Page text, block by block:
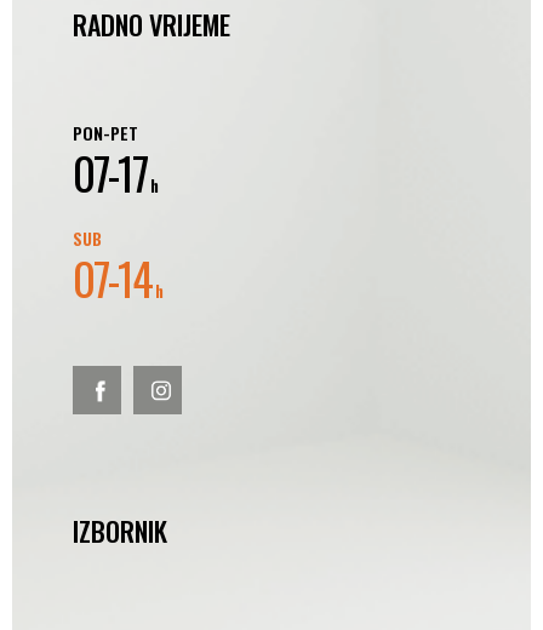
RADNO VRIJEME
PON-PET
07-17h
SUB
07-14h
IZBORNIK